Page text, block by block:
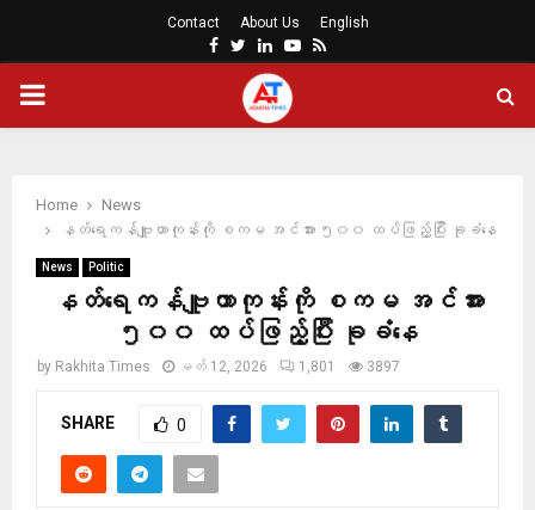
Contact About Us English
Facebook
Twitter
LinkedinYoutube
Rss
PRIMARY
Home
News
နတ်ရေကန်ဗျူဟာကုန်းကို စကမ အင်အား ၅၀၀ ထပ်ဖြည့်ပြီး ခုခံနေ
News Politic
နတ်ရေကန်ဗျူဟာကုန်းကို စကမ အင်အား
၅၀၀ ထပ်ဖြည့်ပြီး ခုခံနေ
by Rakhita Times မတ် 12, 2026 1,801 3897
SHARE 0